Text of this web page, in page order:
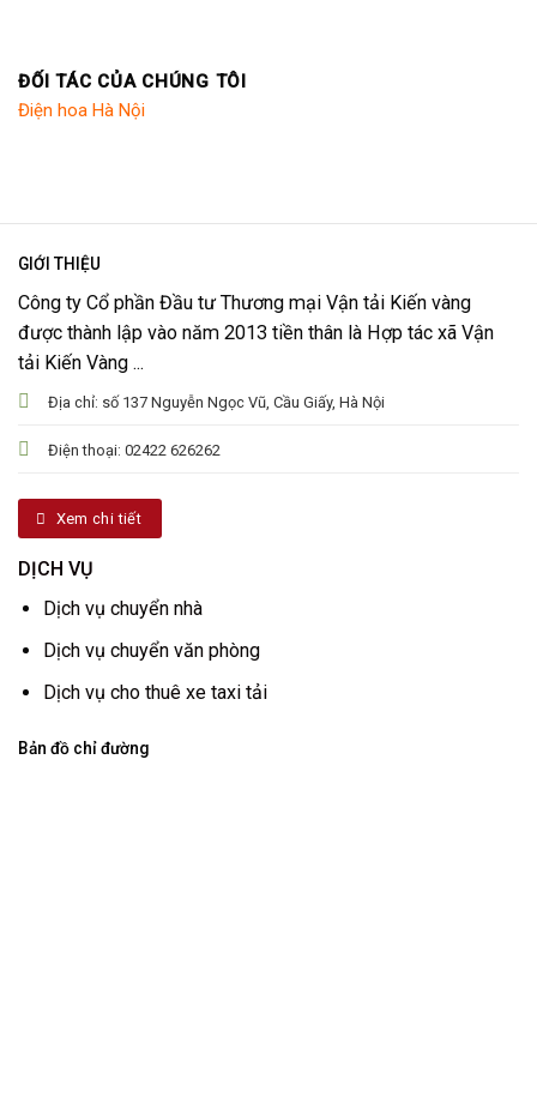
ĐỐI TÁC CỦA CHÚNG TÔI
Điện hoa Hà Nội
GIỚI THIỆU
Công ty Cổ phần Đầu tư Thương mại Vận tải Kiến vàng
được thành lập vào năm 2013 tiền thân là Hợp tác xã Vận
tải Kiến Vàng ...
Địa chỉ: số 137 Nguyễn Ngọc Vũ, Cầu Giấy, Hà Nội
Điện thoại: 02422 626262
Xem chi tiết
DỊCH VỤ
Dịch vụ chuyển nhà
Dịch vụ chuyển văn phòng
Dịch vụ cho thuê xe taxi tải
Bản đồ chỉ đường